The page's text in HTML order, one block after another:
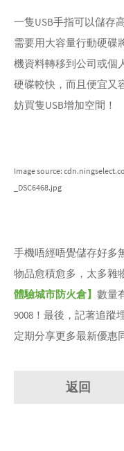
一隻USB手指可以儲存
需要用大容量行動硬碟
機資料轉移到公司或個
硬碟較快，而且便宜又
妨買隻USB增加空間！
Image source:
_DSC6468.jpg
手機唔經唔覺儲存好多
物品愈積愈多，太多雜
體驗城市防火倉】 數量
9008！最後，記著追蹤
定期分享更多最新優惠
返回